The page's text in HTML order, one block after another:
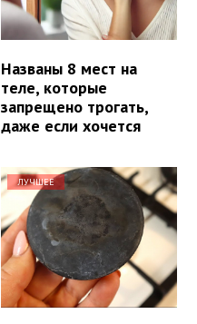
Названы 8 мест на
теле, которые
запрещено трогать,
даже если хочется
ЛУЧШЕЕ